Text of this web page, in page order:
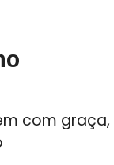
com graça,